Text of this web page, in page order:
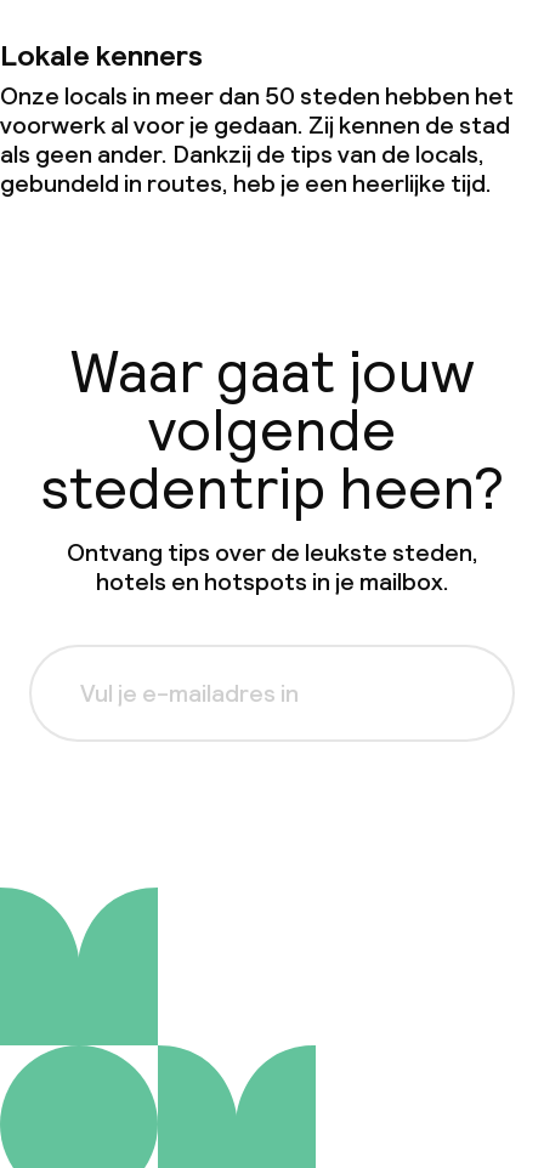
Lokale kenners
Onze locals in meer dan 50 steden hebben het
voorwerk al voor je gedaan. Zij kennen de stad
als geen ander. Dankzij de tips van de locals,
gebundeld in routes, heb je een heerlijke tijd.
Waar gaat jouw
volgende
stedentrip heen?
Ontvang tips over de leukste steden,
hotels en hotspots in je mailbox.